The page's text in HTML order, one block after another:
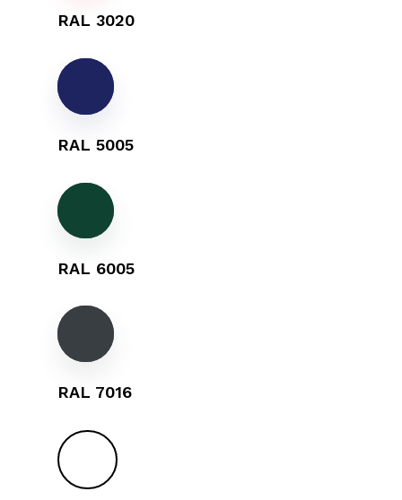
RAL 3020
RAL 5005
RAL 6005
RAL 7016